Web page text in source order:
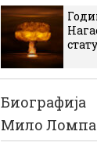
Биографија
Мило